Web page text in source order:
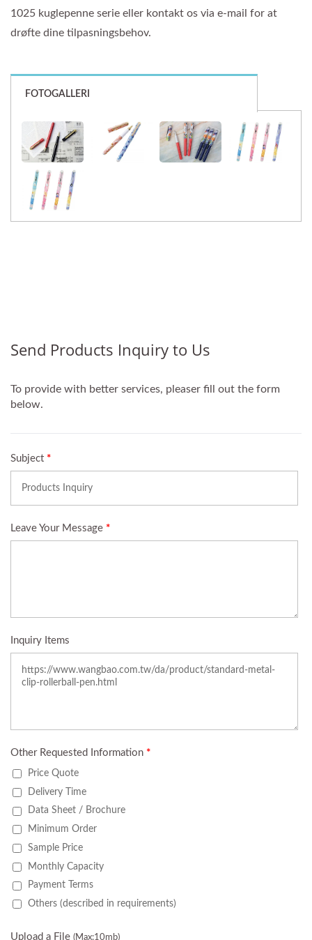
1025 kuglepenne serie eller kontakt os via e-mail for at
drøfte dine tilpasningsbehov.
FOTOGALLERI